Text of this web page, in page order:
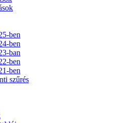
ben
ben
ban
ben
ben
szűrés